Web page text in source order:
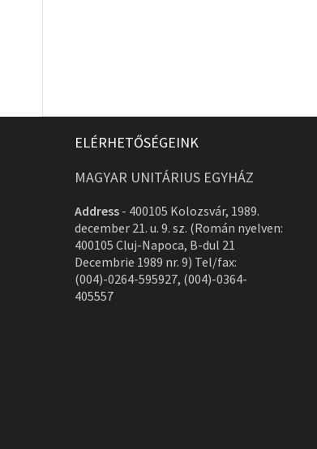
ELÉRHETŐSÉGEINK
MAGYAR UNITÁRIUS EGYHÁZ
Address - 400105 Kolozsvár, 1989.
december 21. u. 9. sz. (Román nyelven:
400105 Cluj-Napoca, B-dul 21
Decembrie 1989 nr. 9) Tel/fax:
(004)-0264-595927, (004)-0364-
405557